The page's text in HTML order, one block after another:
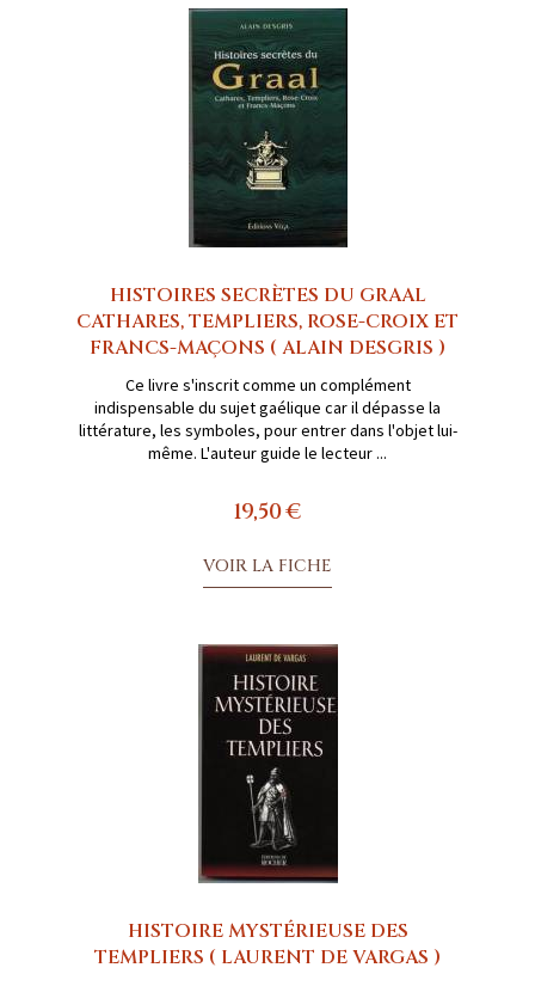
HISTOIRES SECRÈTES DU GRAAL
CATHARES, TEMPLIERS, ROSE-CROIX ET
FRANCS-MAÇONS ( ALAIN DESGRIS )
Ce livre s'inscrit comme un complément
indispensable du sujet gaélique car il dépasse la
littérature, les symboles, pour entrer dans l'objet lui-
même. L'auteur guide le lecteur ...
19,50 €
VOIR LA FICHE
HISTOIRE MYSTÉRIEUSE DES
TEMPLIERS ( LAURENT DE VARGAS )